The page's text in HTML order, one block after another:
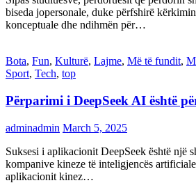
biseda jopersonale, duke përfshirë
konceptuale dhe ndihmën për…
Bota, Fun, Kulturë, Lajme, Më të fundit,
Sport, Tech, top
Përparimi i DeepSeek AI është
adminadmin March 5, 2025
Suksesi i aplikacionit DeepSeek është një
kompanive kineze të inteligjencës
aplikacionit kinez…